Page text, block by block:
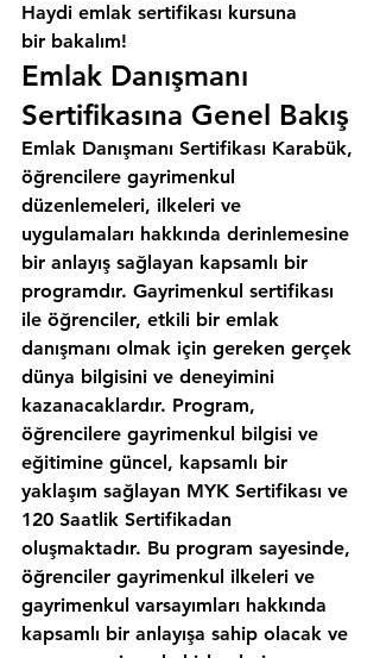
Haydi emlak sertifikası kursuna
bir bakalım!
Emlak Danışmanı
Sertifikasına Genel Bakış
Emlak Danışmanı Sertifikası Karabük,
öğrencilere gayrimenkul
düzenlemeleri, ilkeleri ve
uygulamaları hakkında derinlemesine
bir anlayış sağlayan kapsamlı bir
programdır. Gayrimenkul sertifikası
ile öğrenciler, etkili bir emlak
danışmanı olmak için gereken gerçek
dünya bilgisini ve deneyimini
kazanacaklardır. Program,
öğrencilere gayrimenkul bilgisi ve
eğitimine güncel, kapsamlı bir
yaklaşım sağlayan MYK Sertifikası ve
120 Saatlik Sertifikadan
oluşmaktadır. Bu program sayesinde,
öğrenciler gayrimenkul ilkeleri ve
gayrimenkul varsayımları hakkında
kapsamlı bir anlayışa sahip olacak ve